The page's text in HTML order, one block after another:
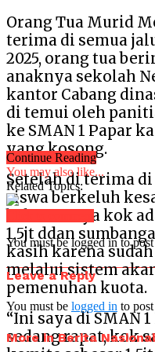
Orang Tua Murid
terima di semua
2025, orang tua
anaknya sekolah
kantor Cabang
di temui oleh
ke SMAN 1 Papar
yang kosong.
Setelah di terima di
siswa berkeluh
bahwasanya kok
1,5jt ddan
kasih karena
melalui sistem
pemenuhan kuota.
“Ini saya di SMAN
sedang rapat, kok
Continue Reading
You may also like...
Related Topics:
You must be logged in to
Leave a Reply
You must be logged in to
More in Berita Nasional